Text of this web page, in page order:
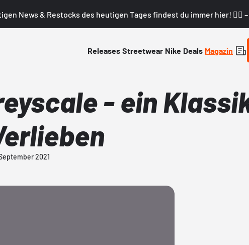
News & Restocks des heutigen Tages findest du immer hier! 👇🏼 –
Releases Streetwear Nike Deals Magazin
- ein
2021